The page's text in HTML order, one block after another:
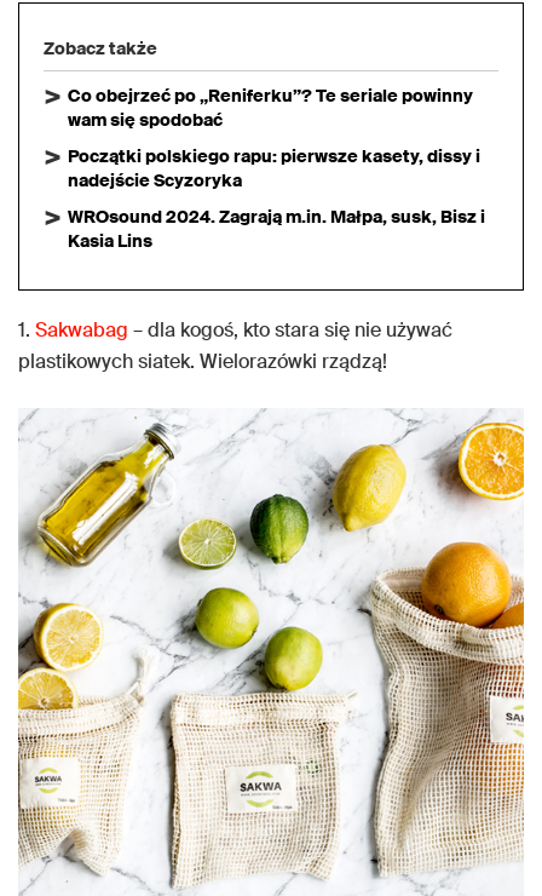
Zobacz także
Co obejrzeć po „Reniferku”? Te seriale powinny
wam się spodobać
Początki polskiego rapu: pierwsze kasety, dissy i
nadejście Scyzoryka
WROsound 2024. Zagrają m.in. Małpa, susk, Bisz i
Kasia Lins
1. Sakwabag – dla kogoś, kto stara się nie używać
plastikowych siatek. Wielorazówki rządzą!